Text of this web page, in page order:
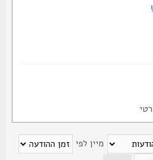
מיין לפי